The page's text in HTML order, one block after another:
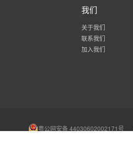
我们
关于我们
联系我们
加入我们
粤公网安备 44030602002171号